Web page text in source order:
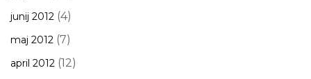
junij 2012 (4)
maj 2012 (7)
april 2012 (12)